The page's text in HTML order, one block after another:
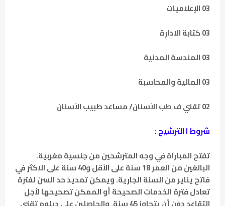
03 الإعلاميات
03 كتابة الادارة
03 المندسة المدنية
03 المالية والمحاسبة
02 تقني ف طب الأسنان/ مساعد طبيب الأسنان
‏شروط ا الترشيح :
‏تفتح المباراة في وجه المترشحين من جنسية مغربية.
البالغين من العمر 18 سنة على الأقل و40 سنة على الاكثر في
فاتح يناير من السنة الجارية. ويمكن تمديد حد السن لفترة
تعادل فترة الخدمات الصحيحة أو الممكن تصحيحها لأجل